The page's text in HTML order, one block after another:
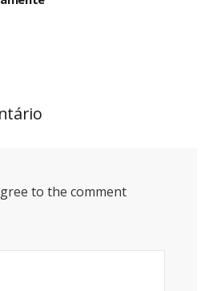
to the comment